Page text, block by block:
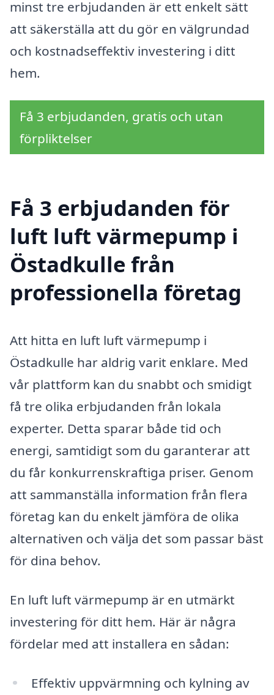
minst tre erbjudanden är ett enkelt sätt
att säkerställa att du gör en välgrundad
och kostnadseffektiv investering i ditt
hem.
Få 3 erbjudanden, gratis och utan
förpliktelser
Få 3 erbjudanden för
luft luft värmepump i
Östadkulle från
professionella företag
Att hitta en luft luft värmepump i
Östadkulle har aldrig varit enklare. Med
vår plattform kan du snabbt och smidigt
få tre olika erbjudanden från lokala
experter. Detta sparar både tid och
energi, samtidigt som du garanterar att
du får konkurrenskraftiga priser. Genom
att sammanställa information från flera
företag kan du enkelt jämföra de olika
alternativen och välja det som passar bäst
för dina behov.
En luft luft värmepump är en utmärkt
investering för ditt hem. Här är några
fördelar med att installera en sådan:
Effektiv uppvärmning och kylning av